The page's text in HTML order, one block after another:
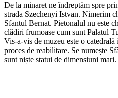
De la minaret ne îndreptăm spre
strada Szechenyi Istvan. Nimerim
Sfantul Bernat. Pietonalul nu este
clădiri frumoase cum sunt Palatul
Vis-a-vis de muzeu este o
proces de reabilitare. Se numește
sunt niște statui de dimensiuni mari.